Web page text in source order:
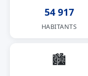
54 917
HABITANTS
🏙